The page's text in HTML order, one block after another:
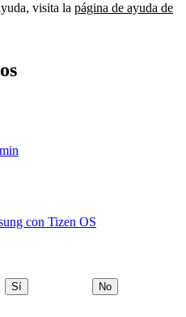
visita la página de ayuda de
con Tizen OS
Sí No